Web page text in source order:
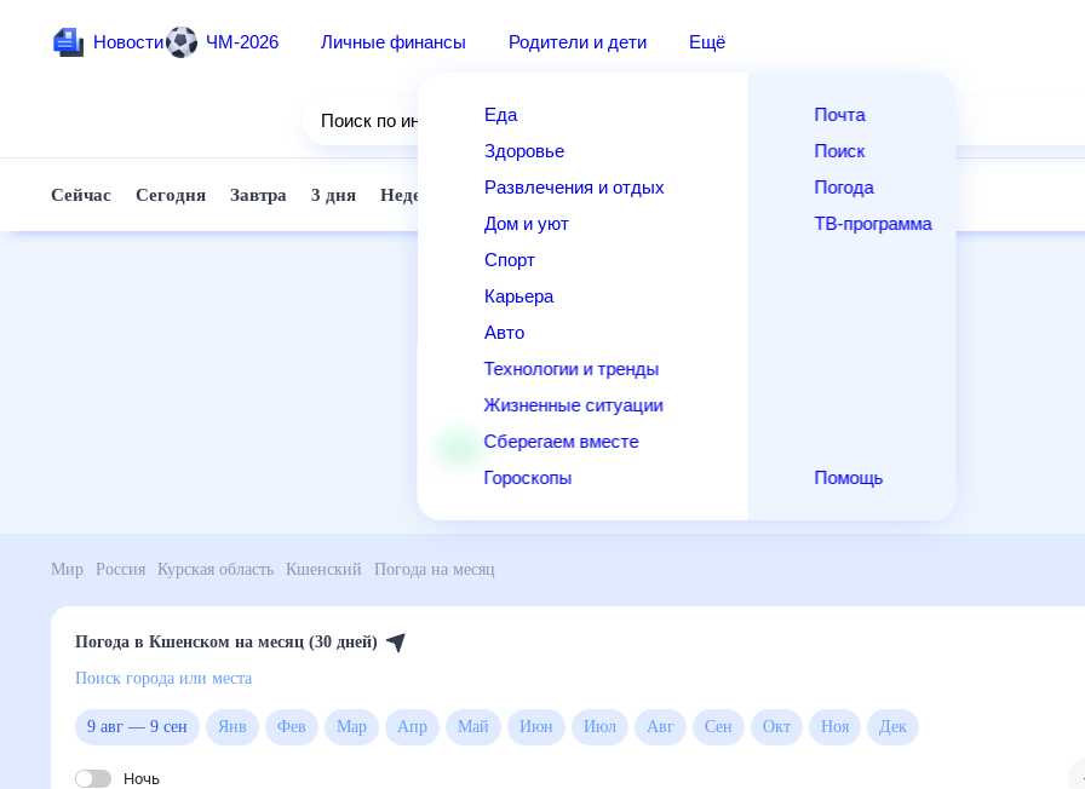
Новости ЧМ-2026 Личные финансы Родители и дети Ещё
Еда
Здоровье
Развлечения и отдых
Дом и уют
Спорт
Карьера
Авто
Технологии и тренды
Жизненные ситуации
Сберегаем вместе
Гороскопы
Почта
Поиск
Погода
ТВ-программа
Помощь
Поиск по интернету
Сейчас Сегодня Завтра 3 дня Неделя 10 дней 14 дней Выходные
Мир Россия Курская область Кшенский Погода на месяц
Погода в Кшенском на месяц (30 дней)
Поиск города или места
9 авг— 9 сен Янв Фев Мар Апр Май Июн Июл Авг Сен Окт Ноя
Ночь